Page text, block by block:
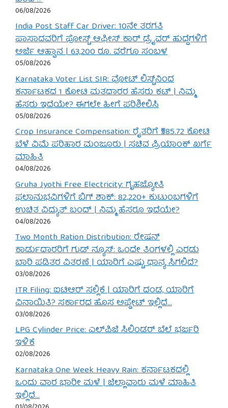
06/08/2026
India Post Staff Car Driver: 10ನೇ ತರಗತಿ
ಪಾಸಾದವರಿಗೆ ಪೋಸ್ಟ್ ಆಫೀಸ್ ಕಾರ್ ಡ್ರೈವರ್ ಹುದ್ದೆಗಳಿಗೆ
ಅರ್ಜಿ ಆಹ್ವಾನ | 63,200 ರೂ. ವರೆಗೂ ಸಂಬಳ
05/08/2026
Karnataka Voter List SIR: ವೋಟ್ ಲಿಸ್ಟ್‌ನಿಂದ
ಕರ್ನಾಟಕದ 1 ಕೋಟಿ ಮತದಾರರ ಹೆಸರು ಕಟ್ | ನಿಮ್ಮ
ಹೆಸರು ಇದೆಯೇ? ಈಗಲೇ ಹೀಗೆ ಪರಿಶೀಲಿಸಿ
05/08/2026
Crop Insurance Compensation: ರೈತರಿಗೆ ₹585.72 ಕೋಟಿ
ಬೆಳೆ ವಿಮೆ ಪರಿಹಾರ ಮಂಜೂರು | ಸಚಿವ ಪ್ರಿಯಾಂಕ್ ಖರ್ಗೆ
ಮಾಹಿತಿ
04/08/2026
Gruha Jyothi Free Electricity: ಗೃಹಜ್ಯೋತಿ
ಫಲಾನುಭವಿಗಳಿಗೆ ಬಿಗ್ ಶಾಕ್: 82,220+ ಕುಟುಂಬಗಳಿಗೆ
ಉಚಿತ ವಿದ್ಯುತ್ ಬಂದ್ | ನಿಮ್ಮ ಹೆಸರೂ ಇದೆಯೇ?
04/08/2026
Two Month Ration Distribution: ರೇಷನ್
ಕಾರ್ಡುದಾರರಿಗೆ ಗುಡ್ ನ್ಯೂಸ್: ಒಂದೇ ತಿಂಗಳಲ್ಲಿ ಎರಡು
ಬಾರಿ ಪಡಿತರ ವಿತರಣೆ | ಯಾರಿಗೆ ಎಷ್ಟು ಧಾನ್ಯ ಸಿಗಲಿದೆ?
03/08/2026
ITR Filing: ಐಟಿಆರ್ ಸಲ್ಲಿಕೆ | ಯಾರಿಗೆ ದಂಡ, ಯಾರಿಗೆ
ವಿನಾಯಿತಿ? ಸರ್ಕಾರದ ಹೊಸ ಅಪ್ಡೇಟ್ ಇಲ್ಲಿದೆ…
03/08/2026
LPG Cylinder Price: ಎಲ್‌ಪಿಜಿ ಸಿಲಿಂಡರ್ ಬೆಲೆ ಭರ್ಜರಿ
ಇಳಿಕೆ
02/08/2026
Karnataka One Week Heavy Rain: ಕರ್ನಾಟಕದಲ್ಲಿ
ಒಂದು ವಾರ ಭಾರೀ ಮಳೆ | ಜಿಲ್ಲಾವಾರು ಮಳೆ ಮಾಹಿತಿ
ಇಲ್ಲಿದೆ…